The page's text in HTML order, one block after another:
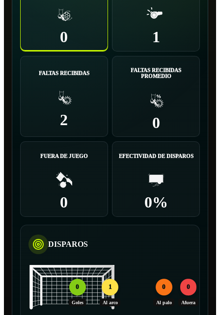
0 1
FALTAS RECIBIDAS
2
FALTAS RECIBIDAS
PROMEDIO
0
FUERA DE JUEGO
0
EFECTIVIDAD DE DISPAROS
0%
DISPAROS
0
Goles
1
Al arco
0
Al palo
0
Afuera